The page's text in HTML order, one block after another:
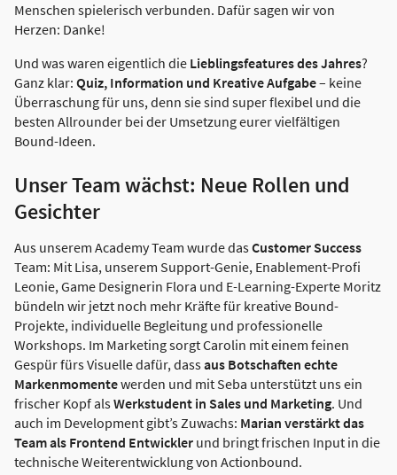
Menschen spielerisch verbunden. Dafür sagen wir von
Herzen: Danke!
Und was waren eigentlich die Lieblingsfeatures des Jahres?
Ganz klar: Quiz, Information und Kreative Aufgabe– keine
Überraschung für uns, denn sie sind super flexibel und die
besten Allrounder bei der Umsetzung eurer vielfältigen
Bound-Ideen.
Unser Team wächst: Neue Rollen und
Gesichter
Aus unserem Academy Team wurde dasCustomer Success
Team: Mit Lisa, unserem Support-Genie, Enablement-Profi
Leonie, Game Designerin Flora und E-Learning-Experte Moritz
bündeln wir jetzt noch mehr Kräfte für kreative Bound-
Projekte, individuelle Begleitung und professionelle
Workshops. Im Marketing sorgt Carolin mit einem feinen
Gespür fürs Visuelle dafür, dassaus Botschaften echte
Markenmomentewerden und mit Seba unterstützt uns ein
frischer Kopf alsWerkstudent in Sales und Marketing. Und
auch im Development gibt’s Zuwachs: Marian verstärkt das
Team als Frontend Entwickler und bringt frischen Input in die
technische Weiterentwicklung von Actionbound.